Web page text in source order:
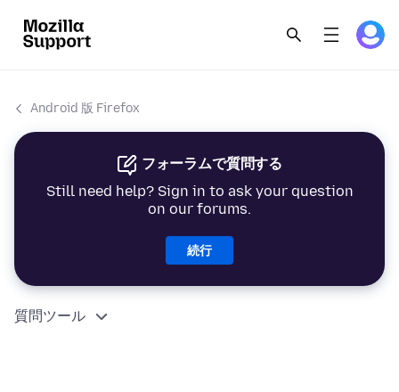
Android 版 Firefox
フォーラムで質問する
Still need help? Sign in to ask your question
on our forums.
続行
質問ツール